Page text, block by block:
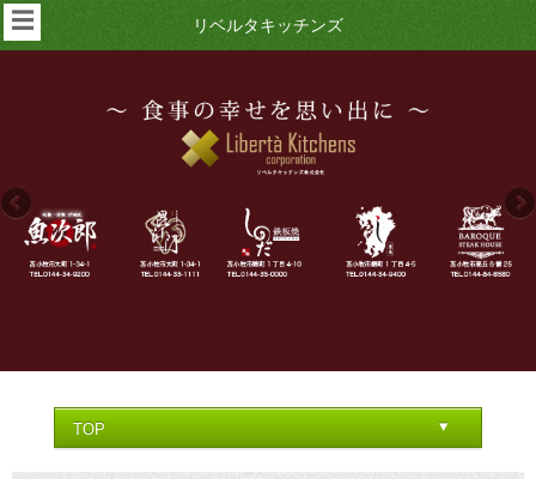
リベルタキッチンズ
☰